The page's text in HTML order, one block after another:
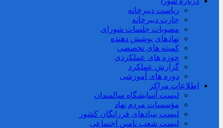
ریاست دبیرخانه
چارت دبیرخانه
مصوبات جلسات شورای
نهادهای پوشش دهنده
کمیته های تخصصی
حوزه های عملکردی
گزارش عملکرد
دوره های آموزشی
اطلاعات مراکز
لیست آسایشگاه سالمندان
مؤسسات مردم نهاد
لیست بنیادهای فرزانگان کشور
لیست شعب تامین اجتماعی